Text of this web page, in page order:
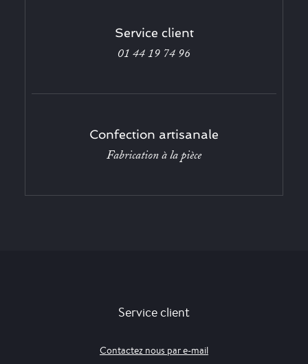
Service client
01 44 19 74 96
Confection artisanale
Fabrication à la pièce
Service client
Contactez nous par e-mail